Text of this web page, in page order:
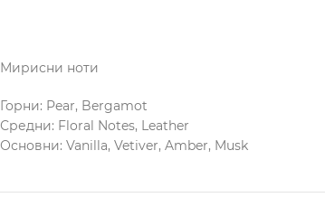
Мирисни ноти
Горни: Pear, Bergamot
Средни: Floral Notes, Leather
Основни: Vanilla, Vetiver, Amber, Musk